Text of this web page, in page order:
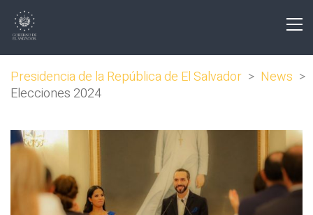
Presidencia de la República de El Salvador > News >
Elecciones 2024